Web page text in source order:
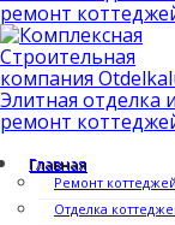
Главная
Ремонт коттеджей
Отделка